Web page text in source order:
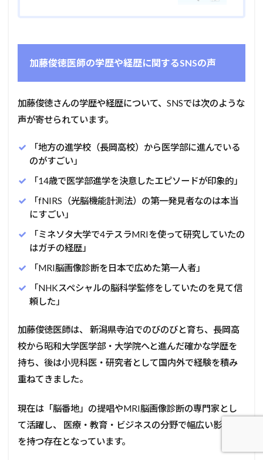
加藤俊徳医師の学歴や経歴に関するSNSの声
加藤俊徳さんの学歴や経歴について、SNSでは次のような
声が寄せられています。
「地方の進学校（長岡高校）から医学部に進んでいる
のがすごい」
「14歳で医学部進学を決意したエピソードが印象的」
「fNIRS（光脳機能計測法）の第一発見者なのは本当
にすごい」
「ミネソタ大学で4テスラMRIを使って研究していたの
はガチの経歴」
「MRI脳画像診断を日本で広めた第一人者」
「NHKスペシャルの脳科学監修をしていたのを見て信
頼した」
加藤俊徳医師は、 新潟県寺泊でのびのびと育ち、長岡高
校から昭和大学医学部・大学院へと進んだ確かな学歴を
持ち、後は小児科医・研究者として国内外で経験を積み
重ねてきました。
現在は「脳番地」の提唱やMRI脳画像診断の専門家とし
て活躍し、 医療・教育・ビジネスの分野で幅広い影響力
を持つ存在となっています。